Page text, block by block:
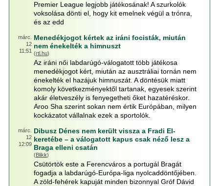
Premier League legjobb játékosának! A szurkolók
voksolása dönti el, hogy kit emelnek végül a trónra,
és az edd
márc.
12
11:51
Menedékjogot kértek az iráni focisták, miután
nem énekelték a himnuszt
(rtl.hu)
Az iráni női labdarúgó-válogatott több játékosa
menedékjogot kért, miután az ausztráliai tornán nem
énekelték el hazájuk himnuszát. A döntésük miatt
komoly következményektől tartanak, egyesek szerint
akár életveszély is fenyegetheti őket hazatéréskor.
Aroo Sha szerint sokan nem értik Európában, milyen
kockázatot vállalnak ezek a sportolók.
márc.
12
12:09
Dibusz Dénes nem került vissza a Fradi El-
keretébe – a válogatott kapus csak néző lesz a
Braga elleni csatán
(Blikk)
Csütörtök este a Ferencváros a portugál Bragát
fogadja a labdarúgó-Európa-liga nyolcaddöntőjében.
A zöld-fehérek kapuját minden bizonnyal Gróf Dávid